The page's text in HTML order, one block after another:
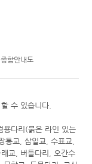
종합안내도